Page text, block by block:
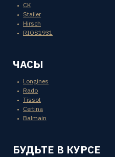
CK
Stailer
Hirsch
RIOS1931
ЧАСЫ
Longines
Rado
Tissot
Certina
Balmain
БУДЬТЕ В КУРСЕ